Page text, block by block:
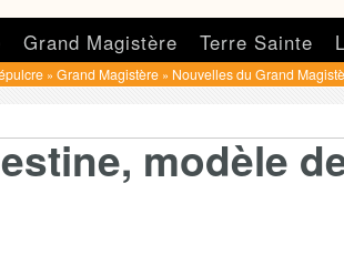
Grand Magistère Terre Sainte
» Grand Magistère » Nouvelles du Grand
modèle